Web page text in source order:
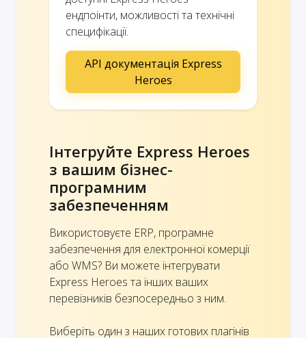
ендпоінти, можливості та технічні
специфікації.
API документація Express
Heroes
Інтегруйте Express Heroes
з вашим бізнес-
програмним
забезпеченням
Використовуєте ERP, програмне
забезпечення для електронної комерції
або WMS? Ви можете інтегрувати
Express Heroes та інших ваших
перевізників безпосередньо з ним.
Виберіть один з наших готових плагінів